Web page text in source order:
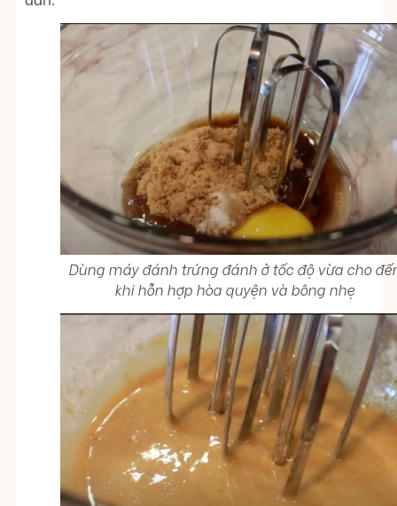
Dùng máy đánh trứng đánh ở tốc độ vừa cho
khi hỗn hợp hòa quyện và bông nhẹ